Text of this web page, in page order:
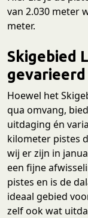
van 2.030 meter
meter.
Skigebied
Hoewel het
qua omvang,
uitdaging én
kilometer pistes
wij er zijn in
een fijne
pistes en is de
ideaal gebied
zelf ook wat